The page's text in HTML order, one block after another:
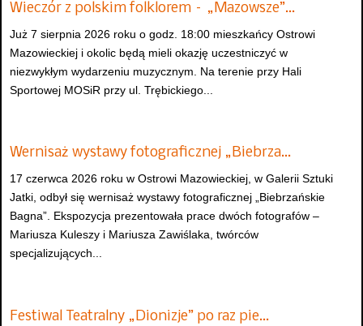
Wieczór z polskim folklorem – „Mazowsze”…
Już 7 sierpnia 2026 roku o godz. 18:00 mieszkańcy Ostrowi
Mazowieckiej i okolic będą mieli okazję uczestniczyć w
niezwykłym wydarzeniu muzycznym. Na terenie przy Hali
Sportowej MOSiR przy ul. Trębickiego...
Wernisaż wystawy fotograficznej „Biebrza…
17 czerwca 2026 roku w Ostrowi Mazowieckiej, w Galerii Sztuki
Jatki, odbył się wernisaż wystawy fotograficznej „Biebrzańskie
Bagna”. Ekspozycja prezentowała prace dwóch fotografów –
Mariusza Kuleszy i Mariusza Zawiślaka, twórców
specjalizujących...
Festiwal Teatralny „Dionizje” po raz pie…